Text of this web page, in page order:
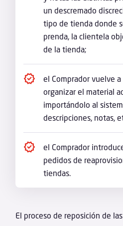
un descremado
tipo de tienda donde
prenda, la clientela
de la tienda;
el Comprador vuelve
organizar el material
importándolo al
descripciones, notas,
el Comprador
pedidos de
tiendas.
El proceso de reposición de